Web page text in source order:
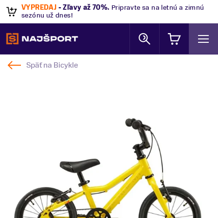
VÝPREDAJ - Zľavy až 70%. Pripravte sa na letnú a zimnú
sezónu už dnes!
Späť na Bicykle